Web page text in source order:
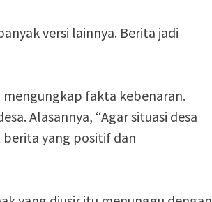
versi lainnya. Berita jadi
fakta kebenaran.
Alasannya, “Agar situasi desa
yang positif dan